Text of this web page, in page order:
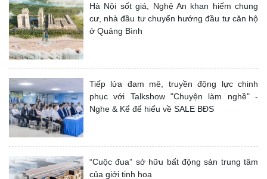
Hà Nội sốt giá, Nghệ An khan hiếm chung
cư, nhà đầu tư chuyển hướng đầu tư căn hộ
ở Quảng Bình
Tiếp lửa đam mê, truyền động lực chinh
phục với Talkshow "Chuyện làm nghề" -
Nghe & Kể để hiểu về SALE BĐS
“Cuộc đua” sở hữu bất động sản trung tâm
của giới tinh hoa